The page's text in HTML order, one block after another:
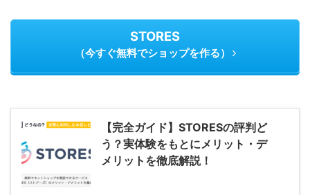
STORES
（今すぐ無料でショップを作る）
【完全ガイド】STORESの評判ど
う？実体験をもとにメリット・デ
メリットを徹底解説！